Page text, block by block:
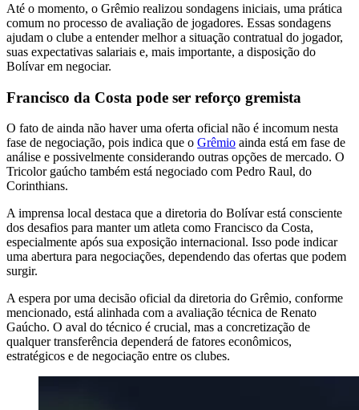
Até o momento, o Grêmio realizou sondagens iniciais, uma prática
comum no processo de avaliação de jogadores. Essas sondagens
ajudam o clube a entender melhor a situação contratual do jogador,
suas expectativas salariais e, mais importante, a disposição do
Bolívar em negociar.
Francisco da Costa pode ser reforço gremista
O fato de ainda não haver uma oferta oficial não é incomum nesta
fase de negociação, pois indica que o Grêmio ainda está em fase de
análise e possivelmente considerando outras opções de mercado. O
Tricolor gaúcho também está negociado com Pedro Raul, do
Corinthians.
A imprensa local destaca que a diretoria do Bolívar está consciente
dos desafios para manter um atleta como Francisco da Costa,
especialmente após sua exposição internacional. Isso pode indicar
uma abertura para negociações, dependendo das ofertas que podem
surgir.
A espera por uma decisão oficial da diretoria do Grêmio, conforme
mencionado, está alinhada com a avaliação técnica de Renato
Gaúcho. O aval do técnico é crucial, mas a concretização de
qualquer transferência dependerá de fatores econômicos,
estratégicos e de negociação entre os clubes.